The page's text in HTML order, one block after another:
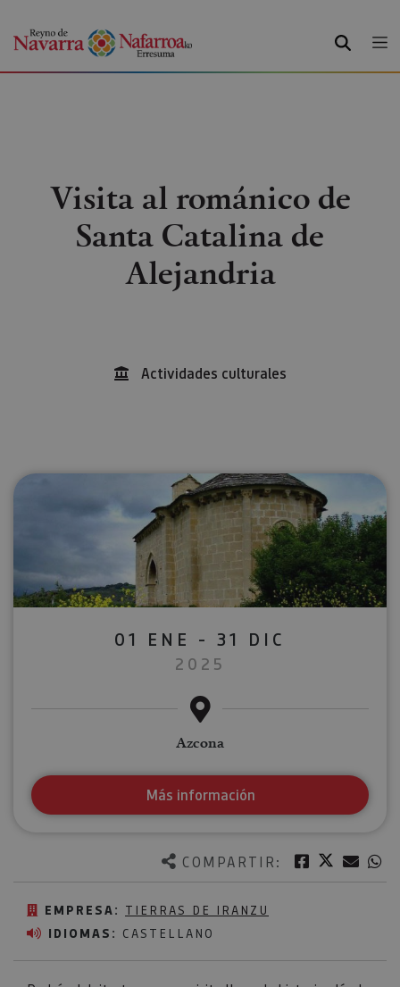
BUSCAR
Visita al románico de
Santa Catalina de
Alejandria
Actividades culturales
COMPARTIR: Facebook
Twitter
EMPRESA: TIERRAS DE IRANZU
IDIOMAS: CASTELLANO
01 ENE - 31 DIC
2025
Azcona
Más información